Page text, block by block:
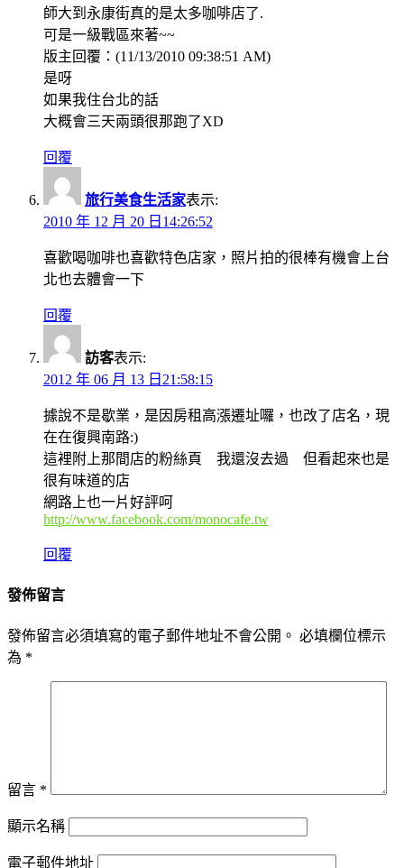
師大到永康街真的是太多咖啡店了.
可是一級戰區來著~~
版主回覆：(11/13/2010 09:38:51 AM)
是呀
如果我住台北的話
大概會三天兩頭很那跑了XD
回覆
旅行美食生活家表示:
2010 年 12 月 20 日14:26:52
喜歡喝咖啡也喜歡特色店家，照片拍的很棒有機會上台
北也去體會一下
回覆
訪客表示:
2012 年 06 月 13 日21:58:15
據說不是歇業，是因房租高漲遷址囉，也改了店名，現
在在復興南路:)
這裡附上那間店的粉絲頁 我還沒去過 但看起來也是
很有味道的店
網路上也一片好評呵
http://www.facebook.com/monocafe.tw
回覆
發佈留言
發佈留言必須填寫的電子郵件地址不會公開。 必填欄位標示
為 *
留言 *
顯示名稱
電子郵件地址